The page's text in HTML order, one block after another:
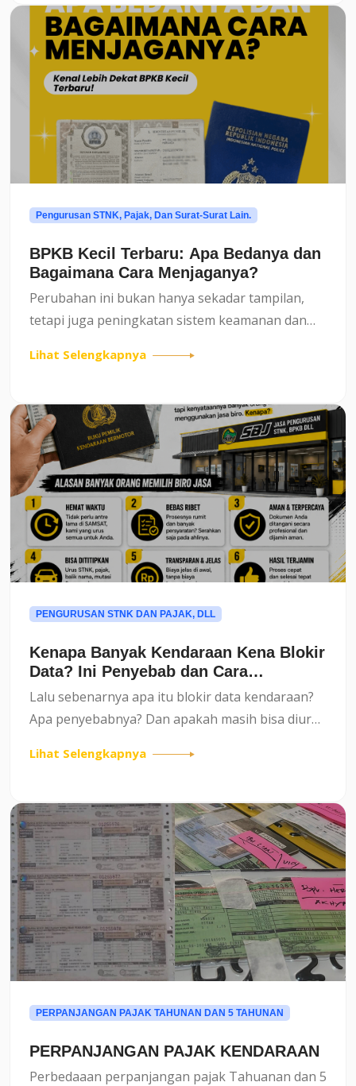
Pengurusan STNK, Pajak, Dan Surat-Surat Lain.
BPKB Kecil Terbaru: Apa Bedanya dan
Bagaimana Cara Menjaganya?
Perubahan ini bukan hanya sekadar tampilan,
tetapi juga peningkatan sistem keamanan dan
BPKB kecil terbaru dengan versi lama? Dan
Lihat Selengkapnya
PENGURUSAN STNK DAN PAJAK, DLL
Kenapa Banyak Kendaraan Kena Blokir
Data? Ini Penyebab dan Cara
Mengatasinya
Lalu sebenarnya apa itu blokir data kendaraan?
Apa penyebabnya? Dan apakah masih bisa diurus
data kendaraan adalah kondisi ketika data
Lihat Selengkapnya
PERPANJANGAN PAJAK TAHUNAN DAN 5 TAHUNAN
PERPANJANGAN PAJAK KENDARAAN
Perbedaaan perpanjangan pajak Tahuanan dan 5